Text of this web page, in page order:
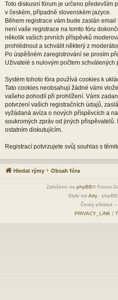
Toto diskusní fórum je určeno především
v českém, případně slovenském jazyce.
Během registrace vám bude zaslán
není vaše registrace na tomto fóru
několik vašich prvních příspěvků
prohlédnout a schválit některý z
Po úspěšném zaregistrování se prosím
Uživatelé s nulovým počtem schválených
Systém tohoto fóra používá cookies k
Tato cookies neobsahují žádné vámi
vašeho pohodlí při prohlížení. Vámi
potvrzení vašich registračních údajů,
vyžádaná avíza o nových příspěvcích a
soukromých zpráv od jiných
ostatním diskutujícím.
Registrací potvrzujete svůj souhlas s
Hledat rýmy Obsah fóra
Založeno na phpBB® Forum
Style od Arty -
Český překlad –
PRIVACY_LINK |